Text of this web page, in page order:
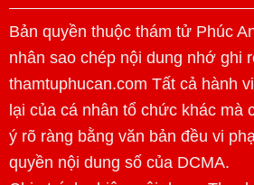
Bản quyền thuộc thám tử Phúc
nhân sao chép nội dung nhớ ghi
thamtuphucan.com Tất cả hành
lại của cá nhân tổ chức khác mà
ý rõ ràng bằng văn bản đều vi
quyền nội dung số của DCMA.